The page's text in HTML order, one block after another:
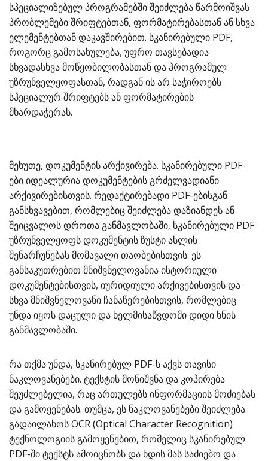
სპეციალიზებულ პროგრამებში შეიძლება წარმოიშვას
პრობლემები შრიფტებთან, ფორმატირებასთან ან სხვა
ელემენტებთან დაკავშირებით. სკანირებული PDF,
როგორც გამოსახულება, უფრო თავსებადია
სხვადასხვა მოწყობილობასთან და პროგრამულ
უზრუნველყოფასთან, რადგან ის არ საჭიროებს
სპეციალურ შრიფტებს ან ფორმატირების
მხარდაჭერას.
მეხუთე, დოკუმენტის არქივირება. სკანირებული PDF-
ები იდეალურია დოკუმენტების გრძელვადიანი
არქივირებისთვის. რედაქტირებადი PDF-ებისგან
განსხვავებით, რომლებიც შეიძლება დაზიანდეს ან
შეიცვალოს დროთა განმავლობაში, სკანირებული PDF
უზრუნველყოფს დოკუმენტის ზუსტი ასლის
შენარჩუნებას მომავალი თაობებისთვის. ეს
განსაკუთრებით მნიშვნელოვანია ისტორიული
დოკუმენტებისთვის, იურიდიული არქივებისთვის და
სხვა მნიშვნელოვანი ჩანაწერებისთვის, რომლებიც
უნდა იყოს დაცული და ხელმისაწვდომი დიდი ხნის
განმავლობაში.
რა თქმა უნდა, სკანირებულ PDF-ს აქვს თავისი
ნაკლოვანებები. ტექსტის მონიშვნა და კოპირება
შეუძლებელია, რაც ართულებს ინფორმაციის მოძიებას
და გამოყენებას. თუმცა, ეს ნაკლოვანებები შეიძლება
გადაილახოს OCR (Optical Character Recognition)
ტექნოლოგიის გამოყენებით, რომელიც სკანირებულ
PDF-ში ტექსტს ამოიცნობს და ხდის მას საძიებო და